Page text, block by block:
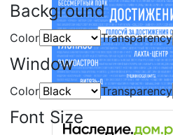
Background
Color Transparency
Window
Color Transparency
Font Size